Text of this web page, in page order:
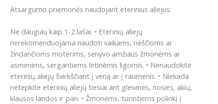
Atsargumo priemonės naudojant eterinius aliejus:
Ne daugiau kaip 1-2 lašai. • Eterinių aliejų
nerekomenduojama naudoti vaikams, nėščioms ar
žindančioms moterims, senyvo amžiaus žmonėms ar
asmenims, sergantiems lėtinėmis ligomis. • Nenaudokite
eterinių aliejų švirkščiant į veną ar į raumenis. • Niekada
netepkite eterinių aliejų tiesiai ant gleivinės, nosies, akių,
klausos landos ir pan. • Žmonėms, turintiems polinkį į